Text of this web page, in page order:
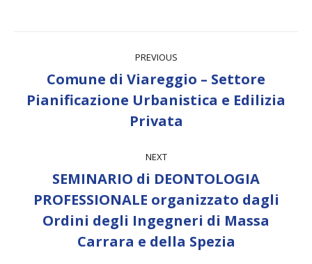
PREVIOUS
Previous
Comune di Viareggio – Settore
Pianificazione Urbanistica e Edilizia
Privata
NEXT
Next
post:
SEMINARIO di DEONTOLOGIA
PROFESSIONALE organizzato dagli
Ordini degli Ingegneri di Massa
Carrara e della Spezia